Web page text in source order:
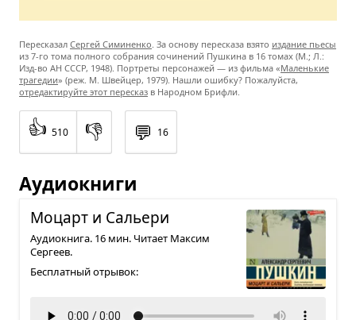
Пересказал Сергей Симиненко. За основу пересказа взято издание пьесы
из 7-го тома полного собрания сочинений Пушкина в 16 томах (М.; Л.:
Изд-во АН СССР, 1948). Портреты персонажей — из фильма «Маленькие
трагедии» (реж. М. Швейцер, 1979). Нашли ошибку? Пожалуйста,
отредактируйте этот пересказ в Народном Брифли.
👍 510 👎 💬 16
Аудиокниги
Моцарт и Сальери
Аудиокнига. 16 мин. Читает Максим
Сергеев.
Бесплатный отрывок: